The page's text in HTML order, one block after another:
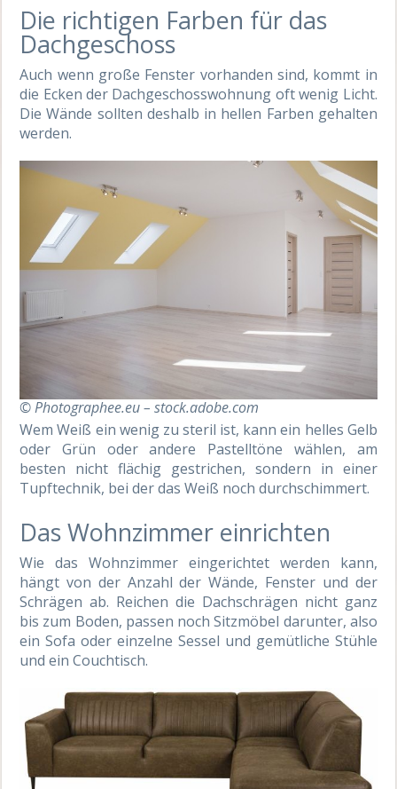
Die richtigen Farben für das
Dachgeschoss
Auch wenn große Fenster vorhanden sind, kommt in
die Ecken der Dachgeschosswohnung oft wenig Licht.
Die Wände sollten deshalb in hellen Farben gehalten
werden.
© Photographee.eu – stock.adobe.com
Wem Weiß ein wenig zu steril ist, kann ein helles Gelb
oder Grün oder andere Pastelltöne wählen, am
besten nicht flächig gestrichen, sondern in einer
Tupftechnik, bei der das Weiß noch durchschimmert.
Das Wohnzimmer einrichten
Wie das Wohnzimmer eingerichtet werden kann,
hängt von der Anzahl der Wände, Fenster und der
Schrägen ab. Reichen die Dachschrägen nicht ganz
bis zum Boden, passen noch Sitzmöbel darunter, also
ein Sofa oder einzelne Sessel und gemütliche Stühle
und ein Couchtisch.